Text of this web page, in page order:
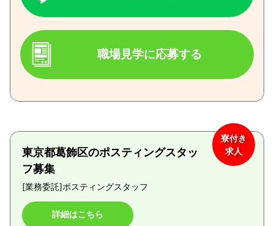
職場見学に応募する
東京都葛飾区のポスティングスタッ
フ募集
[業務委託]ポスティングスタッフ
詳細はこちら
寮付き
求人